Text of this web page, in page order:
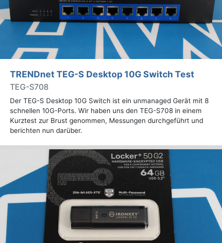
TRENDnet TEG-S Desktop 10G Switch Test
TEG-S708
Der TEG-S Desktop 10G Switch ist ein unmanaged Gerät mit 8
schnellen 10G-Ports. Wir haben uns den TEG-S708 in einem
Kurztest zur Brust genommen, Messungen durchgeführt und
berichten nun darüber.